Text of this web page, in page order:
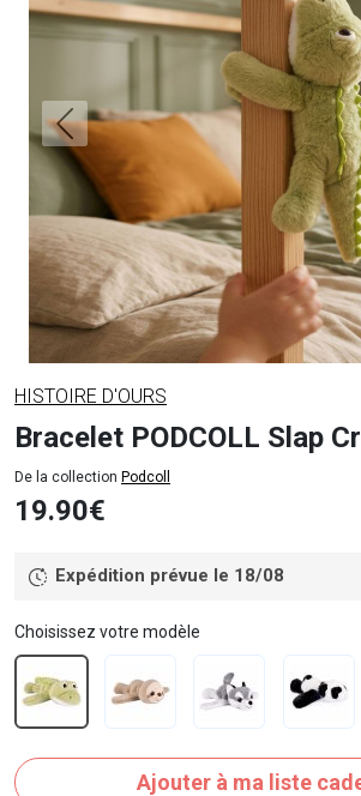
HISTOIRE D'OURS
Bracelet PODCOLL Slap
De la collection Podcoll
19.90€
Expédition prévue le 18/08
Choisissez votre modèle
Ajouter à ma liste